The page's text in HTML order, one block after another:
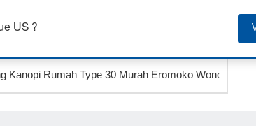
US ?